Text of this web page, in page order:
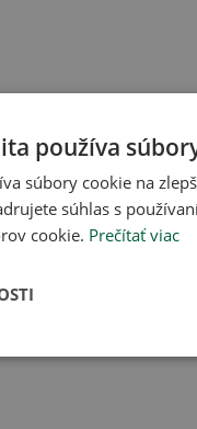
používa
súbory cookie na
súhlas s
cookie. Prečítať viac